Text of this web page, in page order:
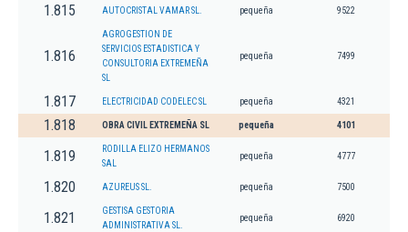
1.815 AUTOCRISTAL VAMAR SL. pequeña 9522
1.816
AGROGESTION DE
SERVICIOS ESTADISTICA Y
CONSULTORIA EXTREMEÑA
SL
pequeña 7499
1.817 ELECTRICIDAD CODELEC SL pequeña 4321
1.818 OBRA CIVIL EXTREMEÑA SL pequeña 4101
1.819
RODILLA ELIZO HERMANOS
SAL
pequeña 4777
1.820 AZUREUS SL. pequeña 7500
1.821
GESTISA GESTORIA
ADMINISTRATIVA SL.
pequeña 6920